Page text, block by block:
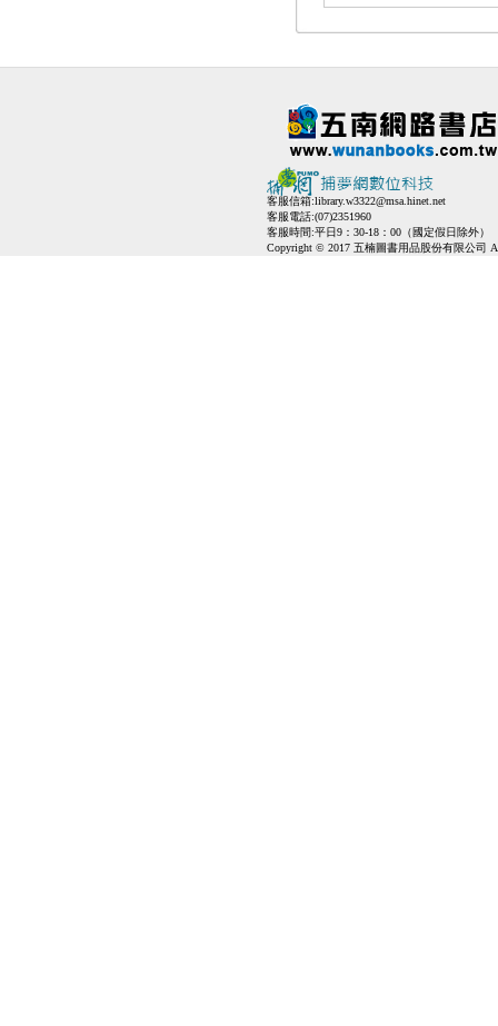
客服信箱:library.w3322@msa.hinet.net
客服電話:(07)2351960
客服時間:平日9：30-18：00（國定假日除外）
Copyright © 2017 五楠圖書用品股份有限公司